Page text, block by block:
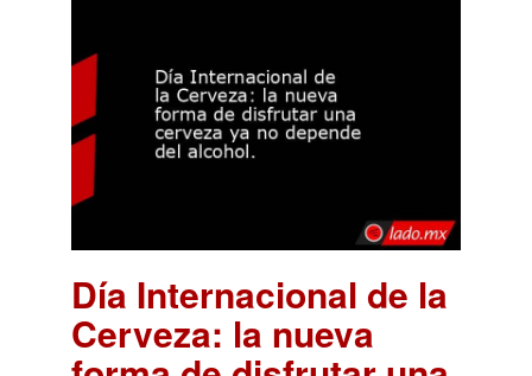
Día Internacional de la
Cerveza: la nueva